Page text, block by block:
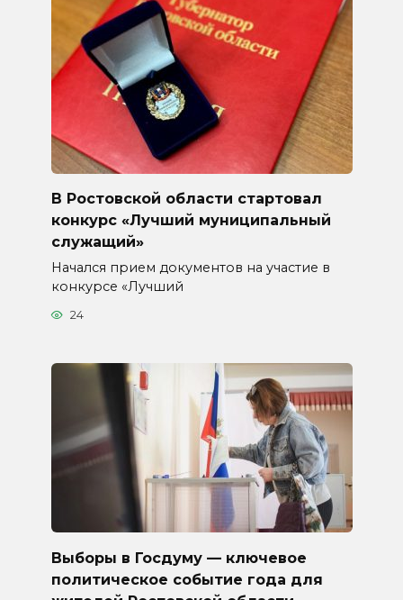
В Ростовской области стартовал
конкурс «Лучший муниципальный
служащий»
Начался прием документов на участие в
конкурсе «Лучший
24
Выборы в Госдуму — ключевое
политическое событие года для